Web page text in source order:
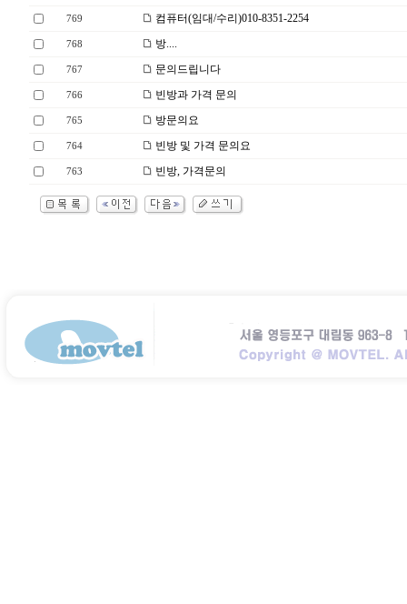
769 컴퓨터(임대/수리)010-8351-2254
768 방....
767 문의드립니다
766 빈방과 가격 문의
765 방문의요
764 빈방 및 가격 문의요
763 빈방, 가격문의